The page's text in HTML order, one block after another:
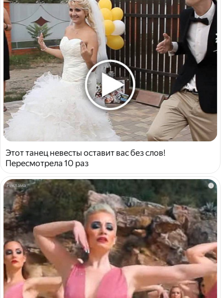
Этот танец невесты оставит вас без слов!
Пересмотрела 10 раз
i